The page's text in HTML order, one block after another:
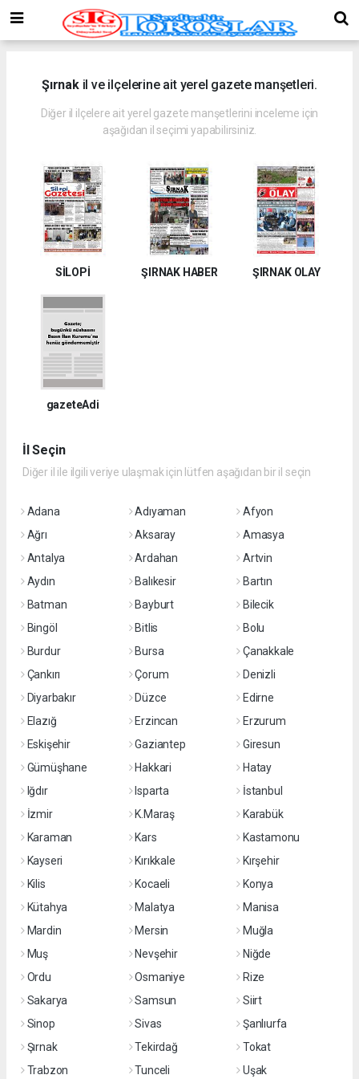
Şırnakil ve ilçelerine ait yerel gazete manşetleri.
Diğer il ilçelere ait yerel gazete manşetlerini inceleme için
aşağıdan il seçimi yapabilirsiniz.
SİLOPİ ŞIRNAK HABER ŞIRNAK OLAY
gazeteAdi
İl Seçin
Diğer il ile ilgili veriye ulaşmak için lütfen aşağıdan bir il seçin
Adana Adıyaman
Afyon
Ağrı
Aksaray
Amasya
Antalya
Ardahan
Artvin
Aydın
Balıkesir
Bartın
Batman
Bayburt
Bilecik
Bingöl
Bitlis
Bolu
Burdur
Bursa
Çanakkale
Çankırı
Çorum
Denizli
Diyarbakır
Düzce
Edirne
Elazığ
Erzincan
Erzurum
Eskişehir
Gaziantep
Giresun
Gümüşhane
Hakkari
Hatay
Iğdır
Isparta
İstanbul
İzmir
K.Maraş
Karabük
Karaman
Kars
Kastamonu
Kayseri
Kırıkkale
Kırşehir
Kilis
Kocaeli
Konya
Kütahya
Malatya
Manisa
Mardin
Mersin
Muğla
Muş
Nevşehir
Niğde
Ordu
Osmaniye
Rize
Sakarya
Samsun
Siirt
Sinop
Sivas
Şanlıurfa
Şırnak
Tekirdağ
Tokat
Trabzon
Tunceli Uşak